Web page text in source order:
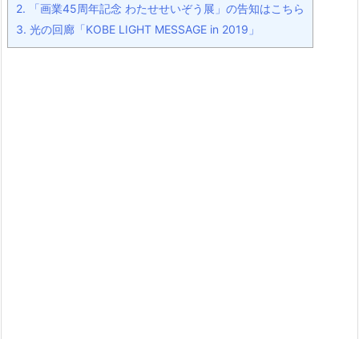
2. 「画業45周年記念 わたせせいぞう展」の告知はこちら
3. 光の回廊「KOBE LIGHT MESSAGE in 2019」